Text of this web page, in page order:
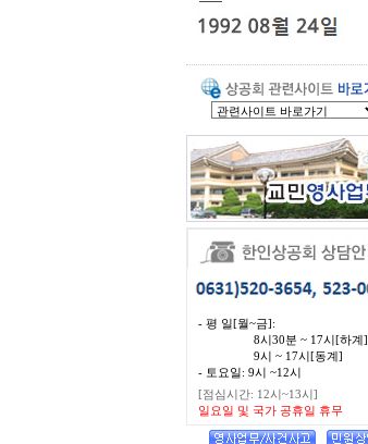
- 평 일[월~금]:
8시30분 ~ 17시[하계]
9시 ~ 17시[동계]
- 토요일: 9시 ~12시
[점심시간: 12시~13시]
일요일 및 국가 공휴일 휴무